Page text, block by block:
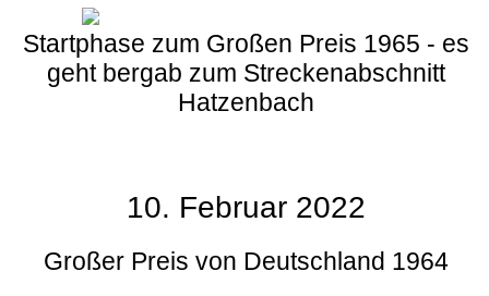
Startphase zum Großen Preis 1965 - es
geht bergab zum Streckenabschnitt
Hatzenbach
10. Februar 2022
Großer Preis von Deutschland 1964